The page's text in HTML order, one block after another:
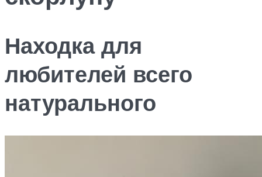
Находка для
любителей всего
натурального